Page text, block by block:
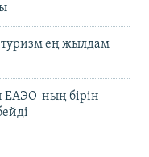
ең жылдам
ЕАЭО-ның бірін